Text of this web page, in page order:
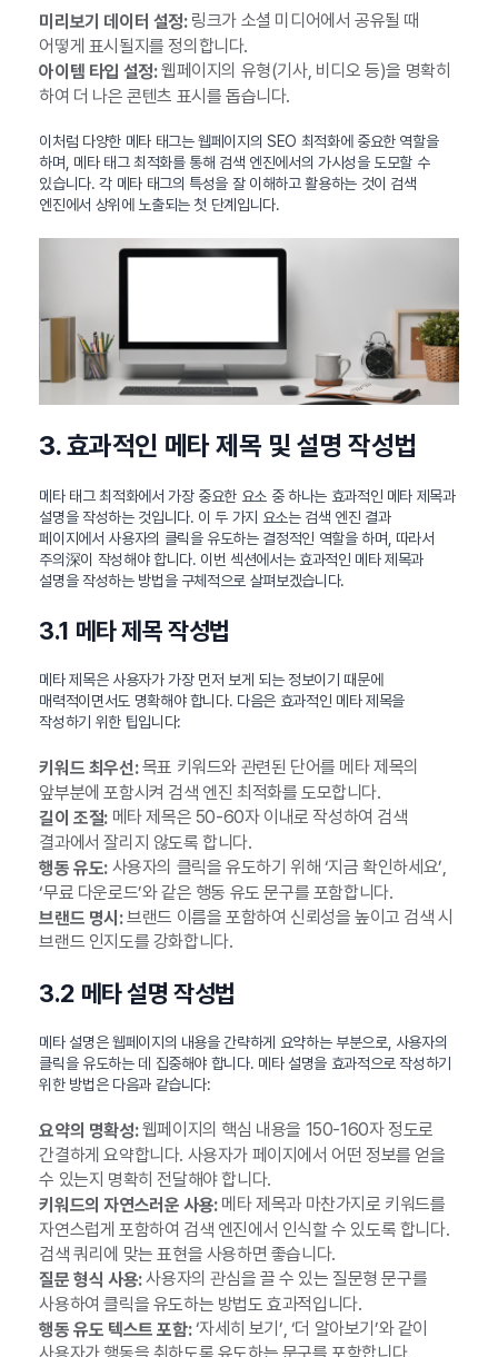
미리보기 데이터 설정:링크가 소셜 미디어에서 공유될 때
어떻게 표시될지를 정의합니다.
아이템 타입 설정:웹페이지의 유형(기사, 비디오 등)을 명확히
하여 더 나은 콘텐츠 표시를 돕습니다.
이처럼 다양한 메타 태그는 웹페이지의 SEO 최적화에 중요한 역할을
하며, 메타 태그 최적화를 통해 검색 엔진에서의 가시성을 도모할 수
있습니다. 각 메타 태그의 특성을 잘 이해하고 활용하는 것이 검색
엔진에서 상위에 노출되는 첫 단계입니다.
3. 효과적인 메타 제목 및 설명 작성법
메타 태그 최적화에서 가장 중요한 요소 중 하나는 효과적인 메타 제목과
설명을 작성하는 것입니다. 이 두 가지 요소는 검색 엔진 결과
페이지에서 사용자의 클릭을 유도하는 결정적인 역할을 하며, 따라서
주의深이 작성해야 합니다. 이번 섹션에서는 효과적인 메타 제목과
설명을 작성하는 방법을 구체적으로 살펴보겠습니다.
3.1 메타 제목 작성법
메타 제목은 사용자가 가장 먼저 보게 되는 정보이기 때문에
매력적이면서도 명확해야 합니다. 다음은 효과적인 메타 제목을
작성하기 위한 팁입니다:
키워드 최우선:목표 키워드와 관련된 단어를 메타 제목의
앞부분에 포함시켜 검색 엔진 최적화를 도모합니다.
길이 조절:메타 제목은 50-60자 이내로 작성하여 검색
결과에서 잘리지 않도록 합니다.
행동 유도:사용자의 클릭을 유도하기 위해 ‘지금 확인하세요’,
‘무료 다운로드’와 같은 행동 유도 문구를 포함합니다.
브랜드 명시:브랜드 이름을 포함하여 신뢰성을 높이고 검색 시
브랜드 인지도를 강화합니다.
3.2 메타 설명 작성법
메타 설명은 웹페이지의 내용을 간략하게 요약하는 부분으로, 사용자의
클릭을 유도하는 데 집중해야 합니다. 메타 설명을 효과적으로 작성하기
위한 방법은 다음과 같습니다:
요약의 명확성:웹페이지의 핵심 내용을 150-160자 정도로
간결하게 요약합니다. 사용자가 페이지에서 어떤 정보를 얻을
수 있는지 명확히 전달해야 합니다.
키워드의 자연스러운 사용:메타 제목과 마찬가지로 키워드를
자연스럽게 포함하여 검색 엔진에서 인식할 수 있도록 합니다.
검색 쿼리에 맞는 표현을 사용하면 좋습니다.
질문 형식 사용:사용자의 관심을 끌 수 있는 질문형 문구를
사용하여 클릭을 유도하는 방법도 효과적입니다.
행동 유도 텍스트 포함:‘자세히 보기’, ‘더 알아보기’와 같이